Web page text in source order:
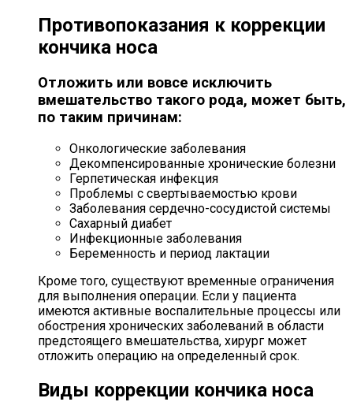
Противопоказания к коррекции
кончика носа
Отложить или вовсе исключить
вмешательство такого рода, может быть,
по таким причинам:
Онкологические заболевания
Декомпенсированные хронические болезни
Герпетическая инфекция
Проблемы с свертываемостью крови
Заболевания сердечно-сосудистой системы
Сахарный диабет
Инфекционные заболевания
Беременность и период лактации
Кроме того, существуют временные ограничения
для выполнения операции. Если у пациента
имеются активные воспалительные процессы или
обострения хронических заболеваний в области
предстоящего вмешательства, хирург может
отложить операцию на определенный срок.
Виды коррекции кончика носа